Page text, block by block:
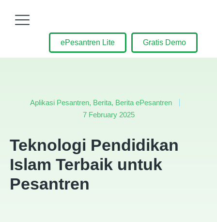
ePesantren Lite Gratis Demo
Aplikasi Pesantren, Berita, Berita ePesantren
7 February 2025
Teknologi Pendidikan
Islam Terbaik untuk
Pesantren